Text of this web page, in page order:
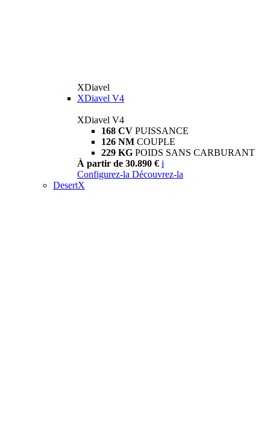
XDiavel
XDiavel V4
XDiavel V4
168 CV PUISSANCE
126 NM COUPLE
229 KG POIDS SANS CARBURANT
À partir de 30.890 € i
Configurez-la Découvrez-la
DesertX